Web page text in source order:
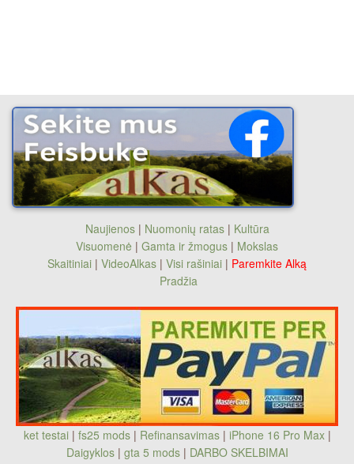
Naujienos| Nuomonių ratas| Kultūra
Visuomenė | Gamta ir žmogus | Mokslas
Skaitiniai | VideoAlkas | Visi rašiniai | Paremkite Alką
Pradžia
ket testai | fs25 mods| Refinansavimas| iPhone 16 Pro Max|
Daigyklos| gta 5 mods | DARBO SKELBIMAI